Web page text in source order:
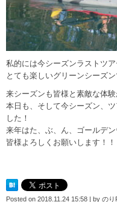
私的には今シーズンラストツア
とても楽しいグリーンシーズン
来シーズンも皆様と素敵な体
本日も、そして今シーズン、
した！
来年はた、ぶ、ん、ゴールデ
皆様よろしくお願いします！！
Posted on 2018.11.24 15:58 | by のり